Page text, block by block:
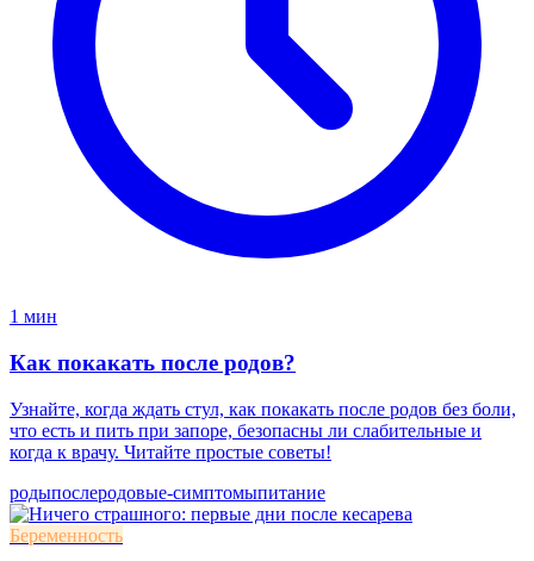
1 мин
Как покакать после родов?
Узнайте, когда ждать стул, как покакать после родов без боли,
что есть и пить при запоре, безопасны ли слабительные и
когда к врачу. Читайте простые советы!
родыпослеродовые-симптомыпитание
Беременность